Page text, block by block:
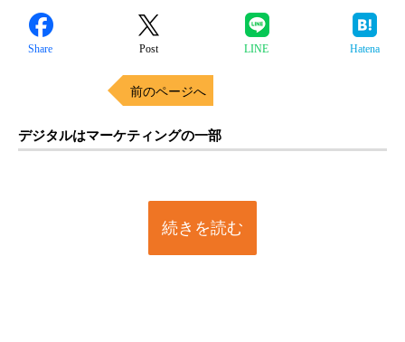
Share Post LINE Hatena
前のページへ
デジタルはマーケティングの一部
続きを読む